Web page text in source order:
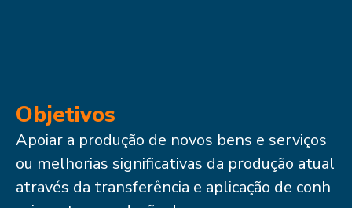
Objetivos
Apoiar a produção de novos bens e serviços
ou melhorias significativas da produção atual
através da transferência e aplicação de conh